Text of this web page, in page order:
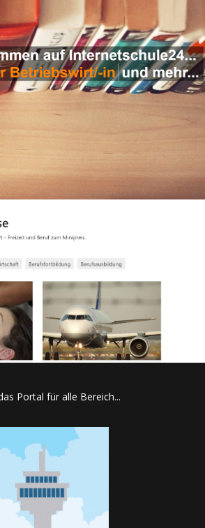
Portal für alle Bereich...